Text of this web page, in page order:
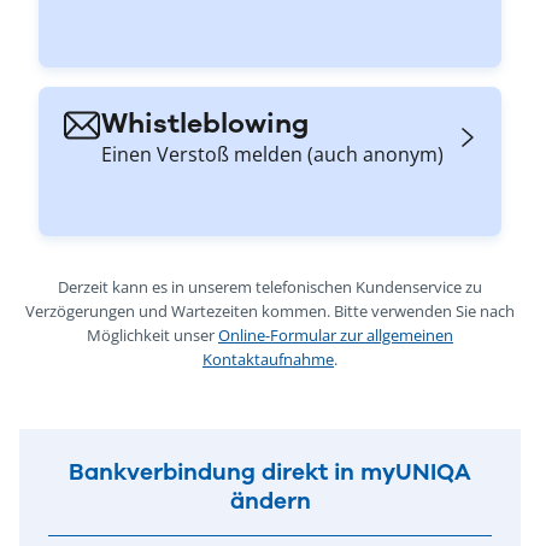
Whistleblowing
Einen Verstoß melden (auch anonym)
Derzeit kann es in unserem telefonischen Kundenservice zu
Verzögerungen und Wartezeiten kommen. Bitte verwenden Sie nach
Möglichkeit unserOnline-Formular zur allgemeinen
Kontaktaufnahme.
Bankverbindung direkt in myUNIQA
ändern